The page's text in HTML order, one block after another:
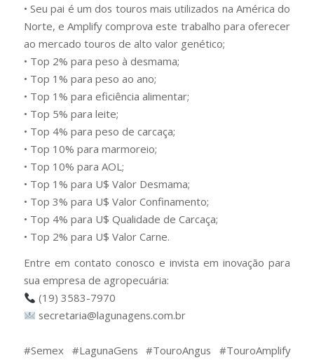
• Seu pai é um dos touros mais utilizados na América do
Norte, e Amplify comprova este trabalho para oferecer
ao mercado touros de alto valor genético;
• Top 2% para peso à desmama;
• Top 1% para peso ao ano;
• Top 1% para eficiência alimentar;
• Top 5% para leite;
• Top 4% para peso de carcaça;
• Top 10% para marmoreio;
• Top 10% para AOL;
• Top 1% para U$ Valor Desmama;
• Top 3% para U$ Valor Confinamento;
• Top 4% para U$ Qualidade de Carcaça;
• Top 2% para U$ Valor Carne.
Entre em contato conosco e invista em inovação para
sua empresa de agropecuária:
(19) 3583-7970
secretaria@lagunagens.com.br
#Semex #LagunaGens #TouroAngus #TouroAmplify